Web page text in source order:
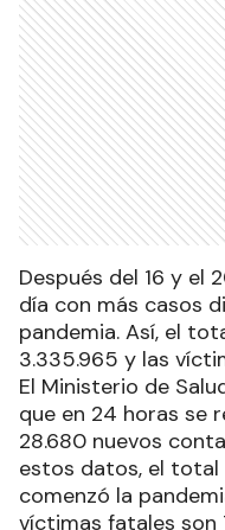
Después del 16 y el
día con más casos
pandemia. Así, el
3.335.965 y las
El Ministerio de
que en 24 horas se
28.680 nuevos
estos datos, el
comenzó la
víctimas fatales son